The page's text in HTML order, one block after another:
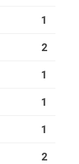
1
2
1
1
1
2